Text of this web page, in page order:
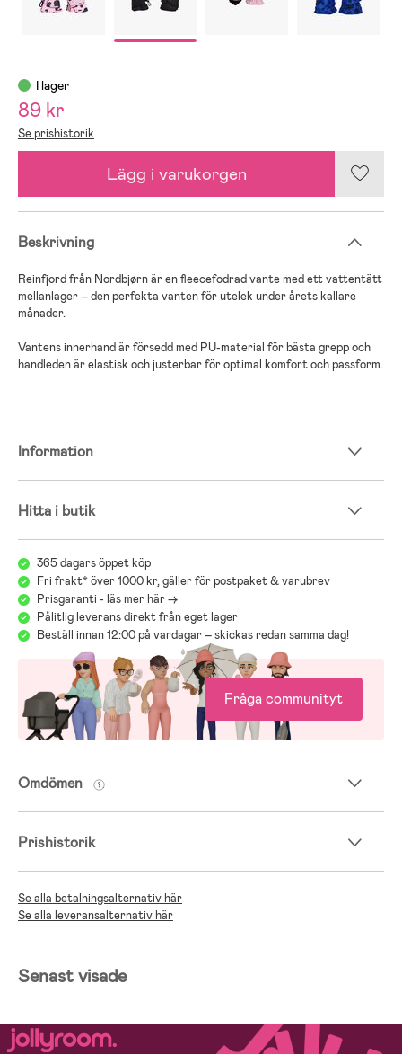
I lager
89 kr
Se prishistorik
Lägg i varukorgen
Beskrivning
Reinfjord från Nordbjørn är en fleecefodrad vante med ett vattentätt
mellanlager – den perfekta vanten för utelek under årets kallare
månader.
Vantens innerhand är försedd med PU-material för bästa grepp och
handleden är elastisk och justerbar för optimal komfort och passform.
Information
Hitta i butik
365 dagars öppet köp
Fri frakt* över 1000 kr, gäller för postpaket & varubrev
Prisgaranti - läs mer här ->
Pålitlig leverans direkt från eget lager
Beställ innan 12:00 på vardagar – skickas redan samma dag!
Fråga communityt
Omdömen
Prishistorik
Se alla betalningsalternativ här
Se alla leveransalternativ här
Senast visade